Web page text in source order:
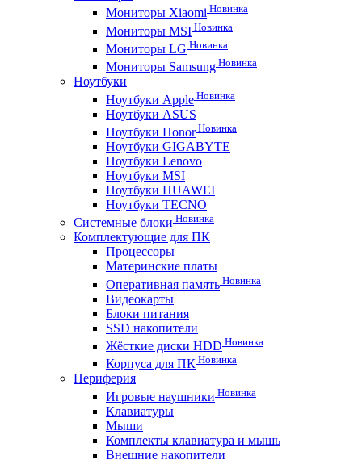
Мониторы Xiaomi Новинка
Мониторы MSI Новинка
Мониторы LG Новинка
Мониторы Samsung Новинка
Ноутбуки
Ноутбуки Apple Новинка
Ноутбуки ASUS
Ноутбуки HonorНовинка
Ноутбуки GIGABYTE
Ноутбуки Lenovo
Ноутбуки MSI
Ноутбуки HUAWEI
Ноутбуки TECNO
Системные блоки Новинка
Комплектующие для ПК
Процессоры
Материнские платы
Оперативная память Новинка
Видеокарты
Блоки питания
SSD накопители
Жёсткие диски HDD Новинка
Корпуса для ПК Новинка
Периферия
Игровые наушники Новинка
Клавиатуры
Мыши
Комплекты клавиатура и мышь
Внешние накопители